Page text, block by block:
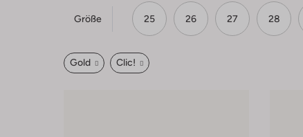
Größe 25 26 27 28
Gold Clic!